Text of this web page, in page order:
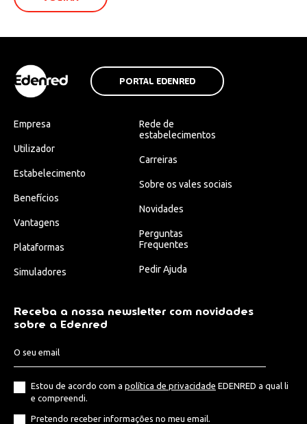
PORTAL EDENRED
Empresa
Utilizador
Estabelecimento
Benefícios
Vantagens
Plataformas
Simuladores
Rede de
estabelecimentos
Carreiras
Sobre os vales sociais
Novidades
Perguntas
Frequentes
Pedir Ajuda
Receba a nossa newsletter com novidades
sobre a Edenred
Estou de acordo com a política de privacidade EDENRED a qual li
e compreendi.
Pretendo receber informações no meu email.